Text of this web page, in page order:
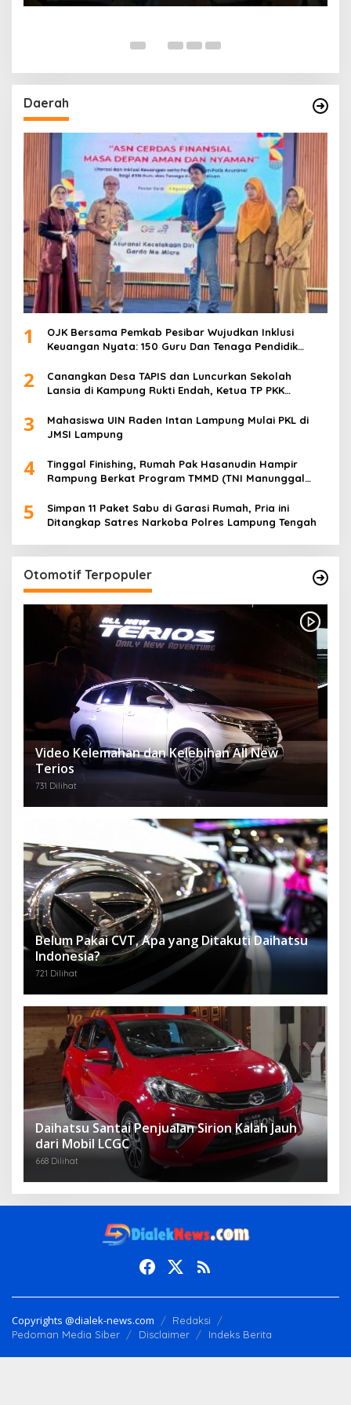
Daerah
1
OJK Bersama Pemkab Pesibar Wujudkan Inklusi
Keuangan Nyata: 150 Guru Dan Tenaga Pendidik
2
Canangkan Desa TAPIS dan Luncurkan Sekolah
Lansia di Kampung Rukti Endah, Ketua TP PKK
Desa
3
Mahasiswa UIN Raden Intan Lampung Mulai PKL di
JMSI Lampung
4
Tinggal Finishing, Rumah Pak Hasanudin Hampir
Rampung Berkat Program TMMD (TNI Manunggal
5
Simpan 11 Paket Sabu di Garasi Rumah, Pria ini
Ditangkap Satres Narkoba Polres Lampung Tengah
Otomotif Terpopuler
Video Kelemahan dan Kelebihan All New
Terios
731 Dilihat
Belum Pakai CVT, Apa yang Ditakuti Daihatsu
Indonesia?
721 Dilihat
Daihatsu Santai Penjualan Sirion Kalah Jauh
dari Mobil LCGC
668 Dilihat
Copyrights @dialek-news.com
Redaksi
Pedoman Media Siber
Disclaimer Indeks Berita